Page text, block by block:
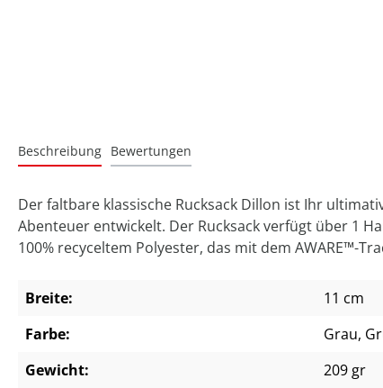
Beschreibung Bewertungen
Der faltbare klassische Rucksack Dillon ist Ihr
Abenteuer entwickelt. Der Rucksack verfügt über 1
100% recyceltem Polyester, das mit dem AWARE™-
Breite:
11 cm
Farbe:
Grau,
Gewicht:
209 gr